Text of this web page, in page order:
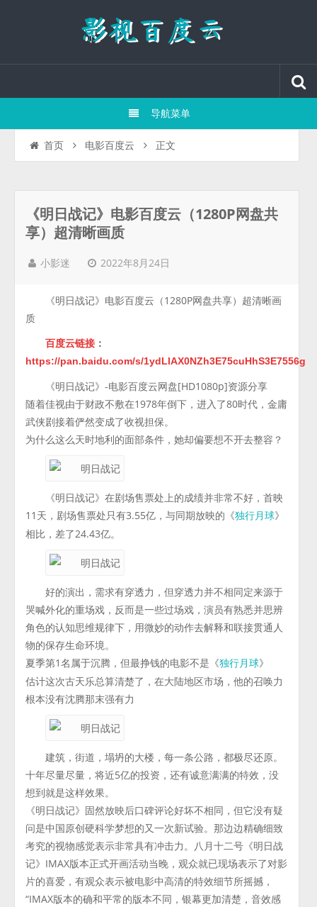
导航菜单
首页 电影百度云 正文
《明日战记》电影百度云（1280P网盘共
享）超清晰画质
小影迷 2022年8月24日
《明日战记》电影百度云（1280P网盘共享）超清晰画
质
百度云链接 ：
https://pan.baidu.com/s/1ydLlAX0NZh3E75cuHhS3E7556g
《明日战记》-电影百度云网盘[HD1080p]资源分享
随着佳视由于财政不敷在1978年倒下，进入了80时代，金庸
武侠剧接着俨然变成了收视担保。
为什么这么天时地利的面部条件，她却偏要想不开去整容？
《明日战记》在剧场售票处上的成绩并非常不好，首映
11天，剧场售票处只有3.55亿，与同期放映的《独行月球》
相比，差了24.43亿。
好的演出，需求有穿透力，但穿透力并不相同定来源于
哭喊外化的重场戏，反而是一些过场戏，演员有熟悉并思辨
角色的认知思维规律下，用微妙的动作去解释和联接贯通人
物的保存生命环境。
夏季第1名属于沉腾，但最挣钱的电影不是《独行月球》
估计这次古天乐总算清楚了，在大陆地区市场，他的召唤力
根本没有沈腾那末强有力
建筑，街道，塌坍的大楼，每一条公路，都极尽还原。
十年尽量尽量，将近5亿的投资，还有诚意满满的特效，没
想到就是这样效果。
《明日战记》固然放映后口碑评论好坏不相同，但它没有疑
问是中国原创硬科学梦想的又一次新试验。那边边精确细致
考究的视物感觉表示非常具有冲击力。八月十二号《明日战
记》IMAX版本正式开画活动当晚，观众就已现场表示了对影
片的喜爱，有观众表示被电影中高清的特效细节所摇撼，
“IMAX版本的确和平常的版本不同，银幕更加清楚，音效感